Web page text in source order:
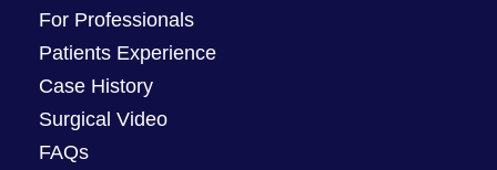
For Professionals
Patients Experience
Case History
Surgical Video
FAQs